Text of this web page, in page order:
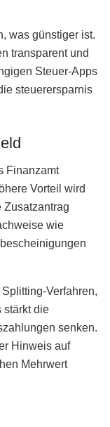
was günstiger ist.
transparent und
Steuer-Apps
steuerersparnis
Finanzamt
Vorteil wird
Zusatzantrag
wie
Verfahren,
stärkt die
senken.
Hinweis auf
Mehrwert